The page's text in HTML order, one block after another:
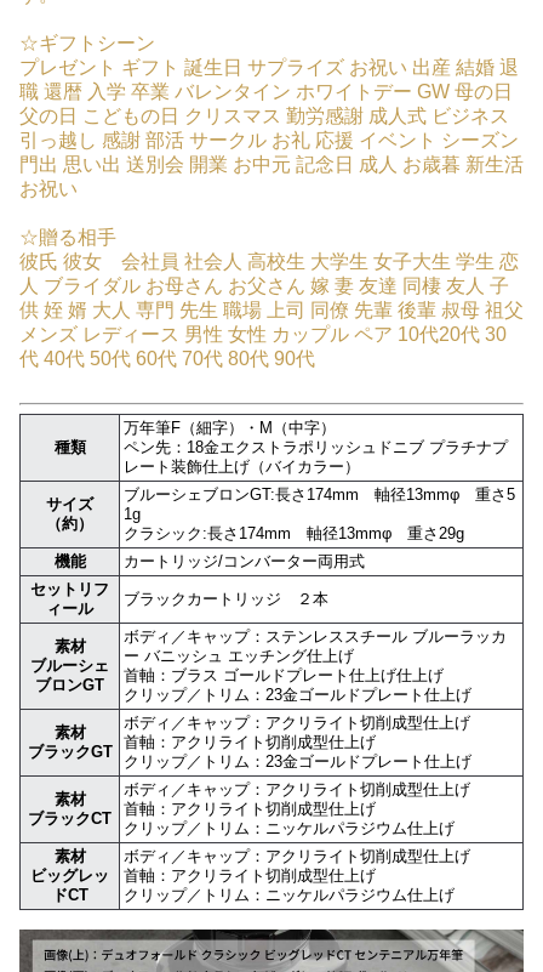
☆ギフトシーン
プレゼント ギフト 誕生日 サプライズ お祝い 出産 結婚 退
職 還暦 入学 卒業 バレンタイン ホワイトデー GW 母の日
父の日 こどもの日 クリスマス 勤労感謝 成人式 ビジネス
引っ越し 感謝 部活 サークル お礼 応援 イベント シーズン
門出 思い出 送別会 開業 お中元 記念日 成人 お歳暮 新生活
お祝い
☆贈る相手
彼氏 彼女 会社員 社会人 高校生 大学生 女子大生 学生 恋
人 ブライダル お母さん お父さん 嫁 妻 友達 同棲 友人 子
供 姪 婿 大人 専門 先生 職場 上司 同僚 先輩 後輩 叔母 祖父
メンズ レディース 男性 女性 カップル ペア 10代20代 30
代 40代 50代 60代 70代 80代 90代
種類
万年筆F（細字）・M（中字）
ペン先：18金エクストラポリッシュドニブ プラチナプ
レート装飾仕上げ（バイカラー）
サイズ
（約）
ブルーシェブロンGT:長さ174mm 軸径13mmφ 重さ5
1g
クラシック:長さ174mm 軸径13mmφ 重さ29g
機能
カートリッジ/コンバーター両用式
セットリフ
ィール
ブラックカートリッジ ２本
素材
ブルーシェ
ブロンGT
ボディ／キャップ：ステンレススチール ブルーラッカ
ー バニッシュ エッチング仕上げ
首軸：ブラス ゴールドプレート仕上げ仕上げ
クリップ／トリム：23金ゴールドプレート仕上げ
素材
ブラックGT
ボディ／キャップ：アクリライト切削成型仕上げ
首軸：アクリライト切削成型仕上げ
クリップ／トリム：23金ゴールドプレート仕上げ
素材
ブラックCT
ボディ／キャップ：アクリライト切削成型仕上げ
首軸：アクリライト切削成型仕上げ
クリップ／トリム：ニッケルパラジウム仕上げ
素材
ビッグレッ
ドCT
ボディ／キャップ：アクリライト切削成型仕上げ
首軸：アクリライト切削成型仕上げ
クリップ／トリム：ニッケルパラジウム仕上げ